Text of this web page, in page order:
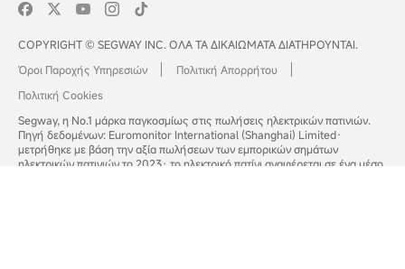
COPYRIGHT © SEGWAY INC. ΟΛΑ ΤΑ ΔΙΚΑΙΩΜΑΤΑ ΔΙΑΤΗΡΟΥΝΤΑΙ.
Όροι Παροχής Υπηρεσιών
Πολιτική Απορρήτου
Πολιτική Cookies
Segway, η Νο.1 μάρκα παγκοσμίως στις πωλήσεις ηλεκτρικών πατινιών.
Πηγή δεδομένων: Euromonitor International (Shanghai) Limited·
μετρήθηκε με βάση την αξία πωλήσεων των εμπορικών σημάτων
ηλεκτρικών πατινιών το 2023· το ηλεκτρικό πατίνι αναφέρεται σε ένα μέσο